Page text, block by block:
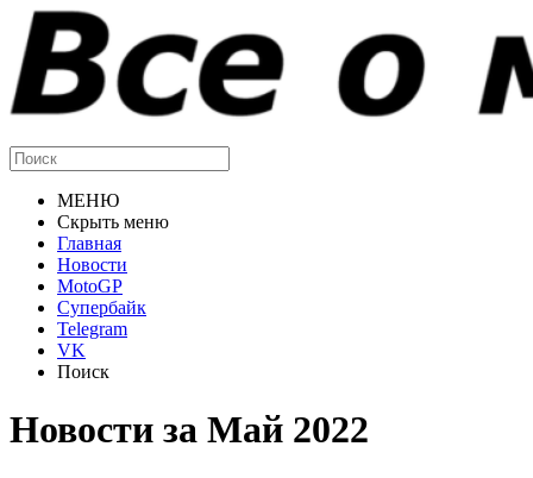
МЕНЮ
Скрыть меню
Главная
Новости
MotoGP
Супербайк
Telegram
VK
Поиск
Новости за Май 2022